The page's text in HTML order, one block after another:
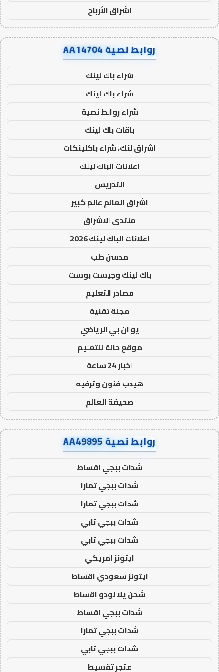
اشراق الأرباح
روابط نصية AA14704
شراء باك لينك
شراء باك لينك
شراء روابط نصية
باقات باك لينك
اشراق لنك، شراء باكلينكات
اعلانات الباك لينك
التدريس
اشراق العالم عالم كبير
منتدى الاشراق
اعلانات الباك لينك 2026
مدسن طب
باك لينك وجيست بوست
مصادر التعليم
مجلة تقنية
يو ان بي الرياضي
موقع حالة للتعليم
اخبار 24 ساعة
هيدب فنون وترفيه
صحيفة العالم
روابط نصية AA49895
شدات ببجي اقساط
شدات ببجي تمارا
شدات ببجي تمارا
شدات ببجي تابي
شدات ببجي تابي
ايتونز امريكي
ايتونز سعودي اقساط
شحن يلا لودو اقساط
شدات ببجي اقساط
شدات ببجي تمارا
شدات ببجي تابي
متجر تقسيط